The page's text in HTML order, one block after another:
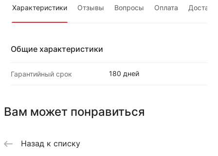
Характеристики Отзывы Вопросы Оплата
Общие характеристики
Гарантийный срок 180 дней
Вам может понравиться
Назад к списку